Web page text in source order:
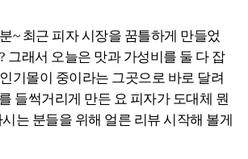
~ 최근 피자 시장을 꿈틀하게 만들었
그래서 오늘은 맛과 가성비를 둘 다 잡
기몰이 중이라는 그곳으로 바로 달려
들썩거리게 만든 요 피자가 도대체 뭔
시는 분들을 위해 얼른 리뷰 시작해 볼게